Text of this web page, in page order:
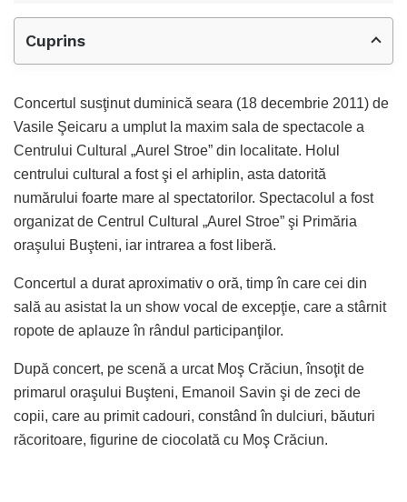
Cuprins
Concertul susţinut duminică seara (18 decembrie 2011) de
Vasile Şeicaru a umplut la maxim sala de spectacole a
Centrului Cultural „Aurel Stroe” din localitate. Holul
centrului cultural a fost şi el arhiplin, asta datorită
numărului foarte mare al spectatorilor. Spectacolul a fost
organizat de Centrul Cultural „Aurel Stroe” şi Primăria
oraşului Buşteni, iar intrarea a fost liberă.
Concertul a durat aproximativ o oră, timp în care cei din
sală au asistat la un show vocal de excepţie, care a stârnit
ropote de aplauze în rândul participanţilor.
După concert, pe scenă a urcat Moş Crăciun, însoţit de
primarul oraşului Buşteni, Emanoil Savin şi de zeci de
copii, care au primit cadouri, constând în dulciuri, băuturi
răcoritoare, figurine de ciocolată cu Moş Crăciun.